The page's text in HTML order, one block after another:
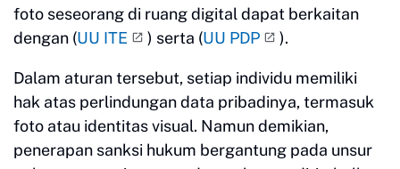
foto seseorang di ruang digital dapat berkaitan
dengan (UU ITE ) serta (UU PDP ).
Dalam aturan tersebut, setiap individu memiliki
hak atas perlindungan data pribadinya, termasuk
foto atau identitas visual. Namun demikian,
penerapan sanksi hukum bergantung pada unsur